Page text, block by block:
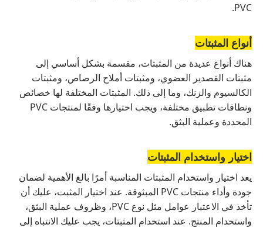
PVC.
أنواع المثبتات
هناك أنواع عديدة من المثبتات، مقسمة بشكل أساسي إلى
مثبتات القصدير العضوي، ومثبتات أملاح الرصاص، ومثبتات
الكالسيوم والزنك، وما إلى ذلك. المثبتات المختلفة لها خصائص
ونطاقات تطبيق مختلفة، ويجب اختيارها وفقًا لمنتجات PVC
المحددة وعملية البثق.
اختيار واستخدام المثبتات
يعد اختيار واستخدام المثبتات المناسبة أمرًا بالغ الأهمية لضمان
جودة وأداء منتجات PVC المبثوقة. عند اختيار المثبت، عليك أن
تأخذ في الاعتبار عوامل مثل نوع PVC، وظروف عملية البثق،
واستخدام المنتج. عند استخدام المثبتات، يجب عليك الانتباه إلى